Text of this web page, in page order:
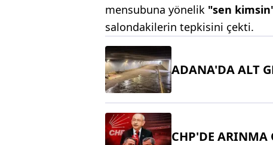
mensubuna yönelik "sen
salondakilerin tepkisini çekti.
ADANA'DA ALT
CHP'DE ARINMA